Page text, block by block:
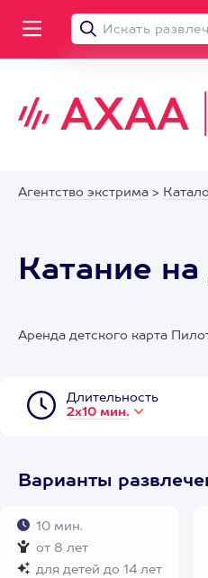
Агентство экстрима >
Катание
Аренда детского карта
Длительность
2х10 мин.
Варианты
10 мин.
от 8 лет
для детей до 14 лет